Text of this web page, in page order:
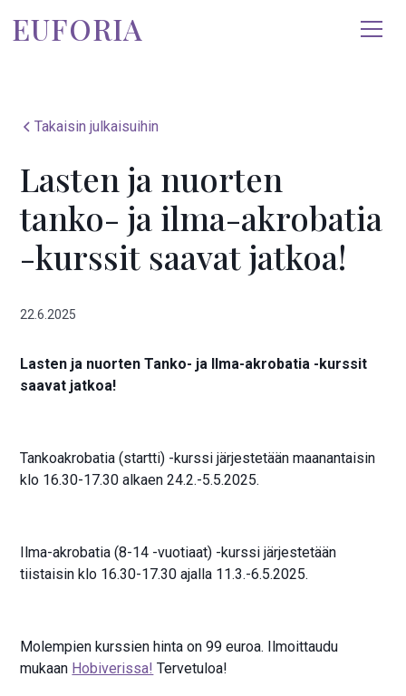
EUFORIA
Takaisin julkaisuihin
Lasten ja nuorten
tanko- ja ilma-akrobatia
-kurssit saavat jatkoa!
22.6.2025
Lasten ja nuorten Tanko- ja Ilma-akrobatia -kurssit
saavat jatkoa!
Tankoakrobatia (startti) -kurssi järjestetään maanantaisin
klo 16.30-17.30 alkaen 24.2.-5.5.2025.
Ilma-akrobatia (8-14 -vuotiaat) -kurssi järjestetään
tiistaisin klo 16.30-17.30 ajalla 11.3.-6.5.2025.
Molempien kurssien hinta on 99 euroa. Ilmoittaudu
mukaan Hobiverissa! Tervetuloa!